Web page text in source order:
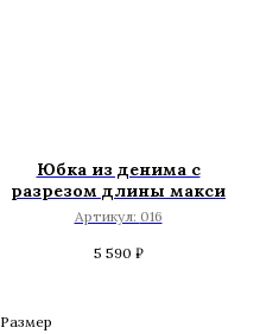
Юбка из денима с
разрезом длины макси
Артикул: 016
5 590 ₽
Размер